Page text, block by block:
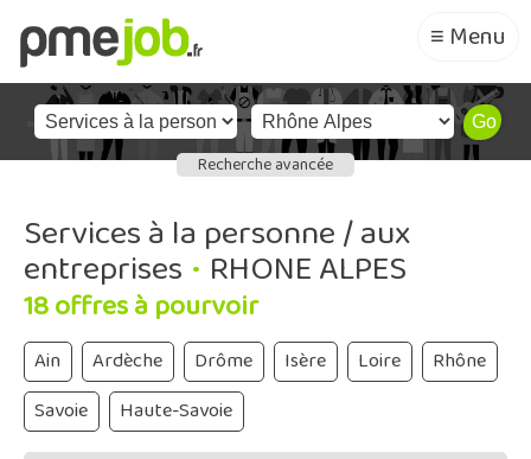
≡ Menu
Recherche avancée
Services à la personne / aux
entreprises • RHONE ALPES
18 offres à pourvoir
Ain Ardèche Drôme Isère Loire
Rhône
Savoie
Haute-Savoie